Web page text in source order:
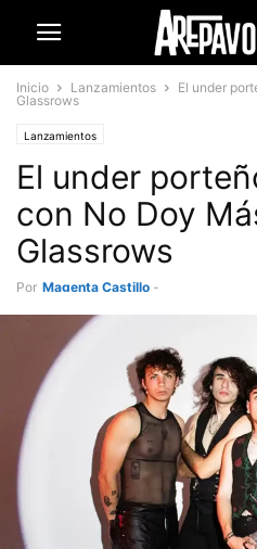
Inicio Lanzamientos
El under
Glassrows
Lanzamientos
El under
con No Doy
Glassrows
Por Magenta Castillo -